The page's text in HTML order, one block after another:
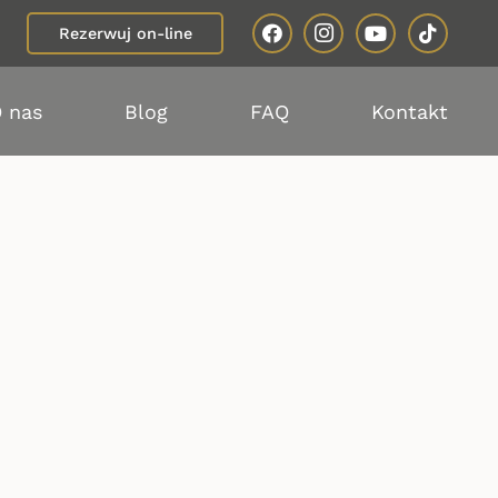
Rezerwuj on-line
nas Blog FAQ Kontakt